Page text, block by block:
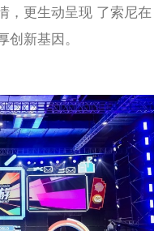
，更生动呈现 了索尼在
新基因。